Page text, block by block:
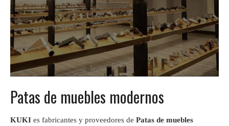
Patas de muebles modernos
KUKI es fabricantes y proveedores de Patas de muebles